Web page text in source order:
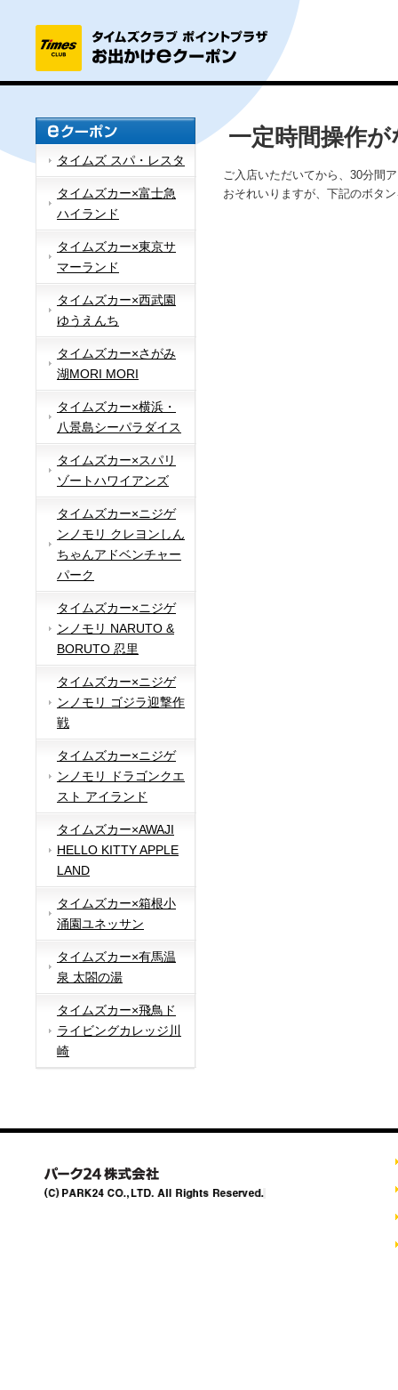
タイムズ スパ・レスタ
タイムズカー×富士急
ハイランド
タイムズカー×東京サ
マーランド
タイムズカー×西武園
ゆうえんち
タイムズカー×さがみ
湖MORI MORI
タイムズカー×横浜・
八景島シーパラダイス
タイムズカー×スパリ
ゾートハワイアンズ
タイムズカー×ニジゲ
ンノモリ クレヨンしん
ちゃんアドベンチャー
パーク
タイムズカー×ニジゲ
ンノモリ NARUTO &
BORUTO 忍里
タイムズカー×ニジゲ
ンノモリ ゴジラ迎撃作
戦
タイムズカー×ニジゲ
ンノモリ ドラゴンクエ
スト アイランド
タイムズカー×AWAJI
HELLO KITTY APPLE
LAND
タイムズカー×箱根小
涌園ユネッサン
タイムズカー×有馬温
泉 太閤の湯
タイムズカー×飛鳥ド
ライビングカレッジ川
崎
一定時間操作
ご入店いただいてから、30分間
おそれいりますが、下記のボタ